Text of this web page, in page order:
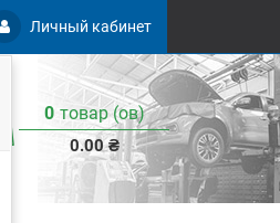
Личный кабинет
0 товар (ов)
0.00 ₴